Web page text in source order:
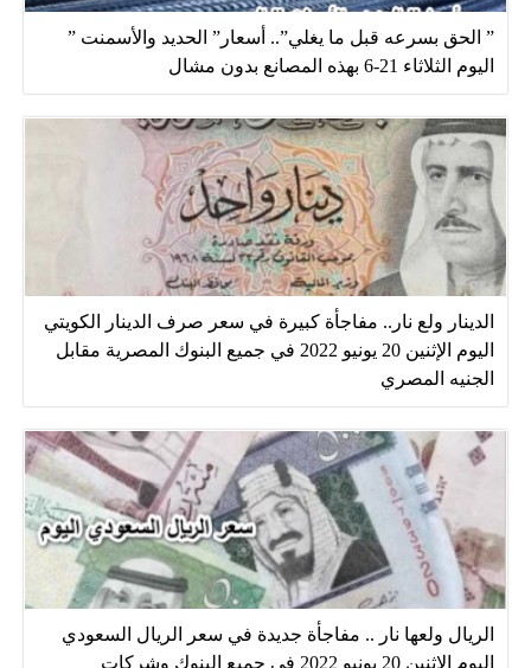
” الحق بسرعه قبل ما يغلي”.. أسعار” الحديد والأسمنت ”
اليوم الثلاثاء 21-6 بهذه المصانع بدون مشال
الدينار ولع نار.. مفاجأة كبيرة في سعر صرف الدينار الكويتي
اليوم الإثنين 20 يونيو 2022 في جميع البنوك المصرية مقابل
الجنيه المصري
الريال ولعها نار .. مفاجأة جديدة في سعر الريال السعودي
اليوم الإثنين 20 يونيو 2022 في جميع البنوك وشركات